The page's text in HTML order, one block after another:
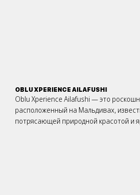
OBLU XPERIENCE AILAFUSHI
Oblu Xperience Ailafushi — это
расположенный на Мальдивах,
потрясающей природной красотой и